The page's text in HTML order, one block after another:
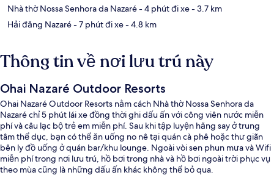
Nhà thờ Nossa Senhora da Nazaré- 4 phút đi xe- 3.7 km
Hải đăng Nazaré- 7 phút đi xe- 4.8 km
Thông tin về nơi lưu trú này
Ohai Nazaré Outdoor Resorts
Ohai Nazaré Outdoor Resorts nằm cách Nhà thờ Nossa Senhora da
Nazaré chỉ 5 phút lái xe đồng thời ghi dấu ấn với công viên nước miễn
phí và câu lạc bộ trẻ em miễn phí. Sau khi tập luyện hăng say ở trung
tâm thể dục, bạn có thể ăn uống no nê tại quán cà phê hoặc thư giãn
bên ly đồ uống ở quán bar/khu lounge. Ngoài vòi sen phun mưa và Wifi
miễn phí trong nơi lưu trú, hồ bơi trong nhà và hồ bơi ngoài trời phục vụ
theo mùa cũng là những dấu ấn khác không thể bỏ qua.